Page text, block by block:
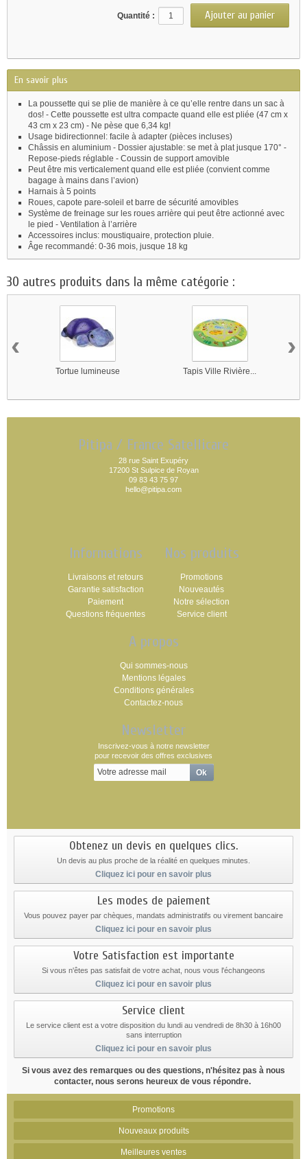
Quantité :
En savoir plus
La poussette qui se plie de manière à ce qu’elle rentre dans un sac à
dos! - Cette poussette est ultra compacte quand elle est pliée (47 cm x
43 cm x 23 cm) - Ne pèse que 6,34 kg!
Usage bidirectionnel: facile à adapter (pièces incluses)
Châssis en aluminium - Dossier ajustable: se met à plat jusque 170° -
Repose-pieds réglable - Coussin de support amovible
Peut être mis verticalement quand elle est pliée (convient comme
bagage à mains dans l’avion)
Harnais à 5 points
Roues, capote pare-soleil et barre de sécurité amovibles
Système de freinage sur les roues arrière qui peut être actionné avec
le pied - Ventilation à l’arrière
Accessoires inclus: moustiquaire, protection pluie.
Âge recommandé: 0-36 mois, jusque 18 kg
30 autres produits dans la même catégorie :
Tortue lumineuse Tapis Ville Rivière...
‹ ›
Pitipa / France Satellicare
28 rue Saint Exupéry
17200 St Sulpice de Royan
09 83 43 75 97
hello@pitipa.com
Informations
Livraisons et retours
Garantie satisfaction
Paiement
Questions fréquentes
Nos produits
Promotions
Nouveautés
Notre sélection
Service client
A propos
Qui sommes-nous
Mentions légales
Conditions générales
Contactez-nous
Newsletter
Inscrivez-vous à notre newsletter
pour recevoir des offres exclusives
Obtenez un devis en quelques clics.
Un devis au plus proche de la réalité en quelques minutes.
Cliquez ici pour en savoir plus
Les modes de paiement
Vous pouvez payer par chèques, mandats administratifs ou virement bancaire
Cliquez ici pour en savoir plus
Votre Satisfaction est importante
Si vous n'êtes pas satisfait de votre achat, nous vous l'échangeons
Cliquez ici pour en savoir plus
Service client
Le service client est a votre disposition du lundi au vendredi de 8h30 à 16h00
sans interruption
Cliquez ici pour en savoir plus
Si vous avez des remarques ou des questions, n'hésitez pas à nous
contacter, nous serons heureux de vous répondre.
Promotions
Nouveaux produits
Meilleures ventes